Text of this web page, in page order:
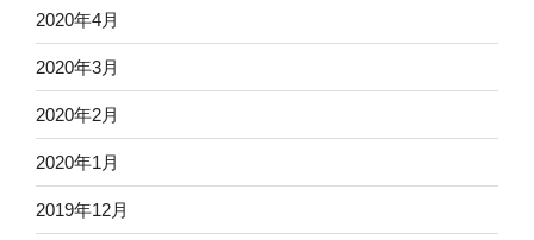
2020年4月
2020年3月
2020年2月
2020年1月
2019年12月